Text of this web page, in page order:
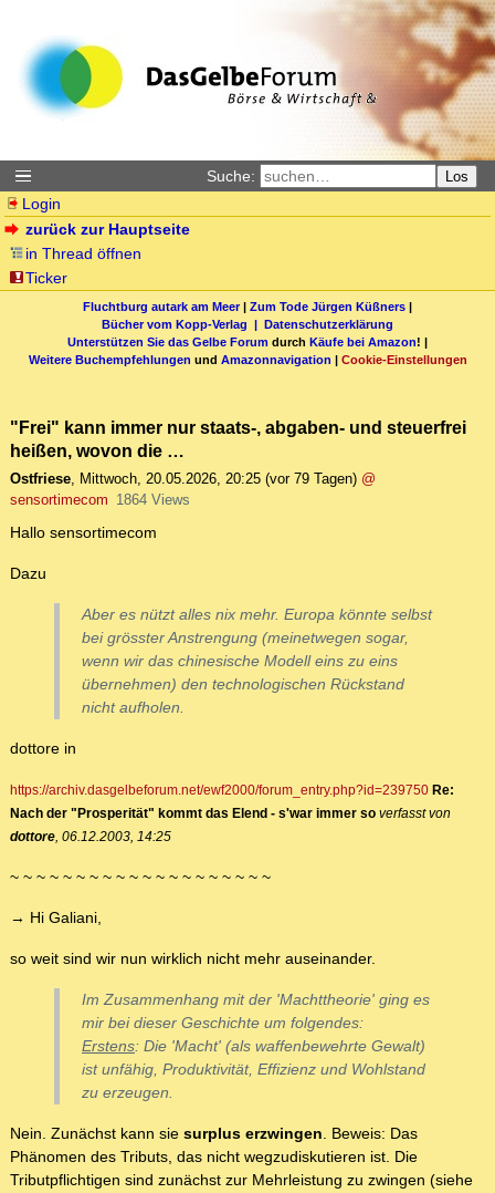
Suche: Los
Login
zurück zur Hauptseite
in Thread öffnen
Ticker
Fluchtburg autark am Meer| Zum Tode Jürgen Küßners |
Bücher vom Kopp-Verlag | Datenschutzerklärung
Unterstützen Sie das Gelbe Forum durch Käufe bei Amazon! |
Weitere Buchempfehlungen und Amazonnavigation | Cookie-Einstellungen
"Frei" kann immer nur staats-, abgaben- und steuerfrei
heißen, wovon die …
Ostfriese, Mittwoch, 20.05.2026, 20:25 (vor 79 Tagen) @
sensortimecom 1864 Views
Hallo sensortimecom
Dazu
Aber es nützt alles nix mehr. Europa könnte selbst
bei grösster Anstrengung (meinetwegen sogar,
wenn wir das chinesische Modell eins zu eins
übernehmen) den technologischen Rückstand
nicht aufholen.
dottore in
https://archiv.dasgelbeforum.net/ewf2000/forum_entry.php?id=239750 Re:
Nach der "Prosperität" kommt das Elend - s'war immer so verfasst von
dottore , 06.12.2003, 14:25
~ ~ ~ ~ ~ ~ ~ ~ ~ ~ ~ ~ ~ ~ ~ ~ ~ ~ ~ ~
→ Hi Galiani,
so weit sind wir nun wirklich nicht mehr auseinander.
Im Zusammenhang mit der 'Machttheorie' ging es
mir bei dieser Geschichte um folgendes:
Erstens: Die 'Macht' (als waffenbewehrte Gewalt)
ist unfähig, Produktivität, Effizienz und Wohlstand
zu erzeugen.
Nein. Zunächst kann sie surplus erzwingen. Beweis: Das
Phänomen des Tributs, das nicht wegzudiskutieren ist. Die
Tributpflichtigen sind zunächst zur Mehrleistung zu zwingen (siehe